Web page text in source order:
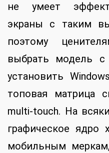
не умеет
экраны с таким
поэтому
выбрать модель
установить
топовая матрица
multi-touch. На
графическое ядро
мобильным